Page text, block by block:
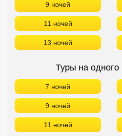
9 ночей
11 ночей
13 ночей
Туры на одного
7 ночей
9 ночей
11 ночей